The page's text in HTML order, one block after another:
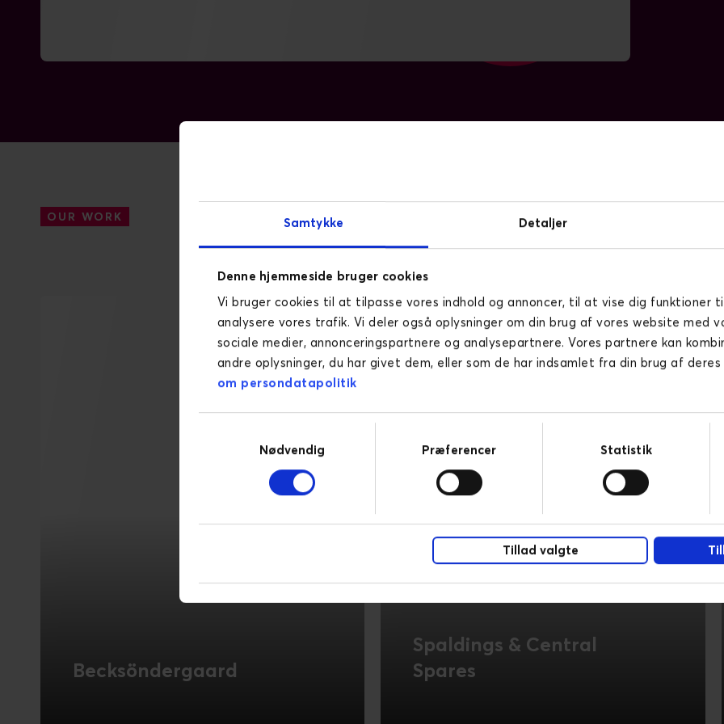
Samtykke Detaljer
Denne hjemmeside bruger cookies
Vi bruger cookies til at tilpasse vores indhold og annoncer, til at vise dig funktioner
analysere vores trafik. Vi deler også oplysninger om din brug af vores website med
sociale medier, annonceringspartnere og analysepartnere. Vores partnere kan
andre oplysninger, du har givet dem, eller som de har indsamlet fra din brug af
om persondatapolitik
Nødvendig
Præferencer Statistik
Tillad valgte
OUR WORK
Becksöndergaard
Spaldings & Central
Spares